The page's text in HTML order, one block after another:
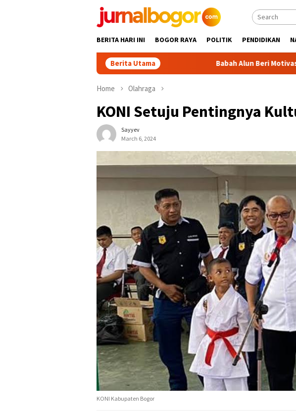
BERITA HARI INI BOGOR RAYA POLITIK PENDIDIKAN
Berita Utama Babah Alun Beri Motivasi Atlet
Home Olahraga
KONI Setuju Pentingnya
Sayyev
March 6, 2024
KONI Kabupaten Bogor